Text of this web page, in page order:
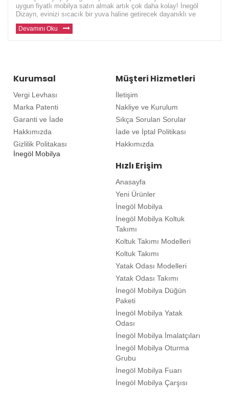
uygun fiyatlı mobilya satın almak artık çok daha kolay! İnegöl
Dizayn, evinizi sıcacık bir yuva haline getirecek dayanıklı ve
modern mobilyalar sunuyor. Avrupa ve diğer ülkelerde yaşayan gu
Devamını Oku
Kurumsal
Vergi Levhası
Marka Patenti
Garanti ve İade
Hakkımızda
Gizlilik Politakası
İnegöl Mobilya
Müşteri Hizmetleri
İletişim
Nakliye ve Kurulum
Sıkça Sorulan Sorular
İade ve İptal Politikası
Hakkımızda
Hızlı Erişim
Anasayfa
Yeni Ürünler
İnegöl Mobilya
İnegöl Mobilya Koltuk
Takımı
Koltuk Takımı Modelleri
Koltuk Takımı
Yatak Odası Modelleri
Yatak Odası Takımı
İnegöl Mobilya Düğün
Paketi
İnegöl Mobilya Yatak
Odası
İnegöl Mobilya İmalatçıları
İnegöl Mobilya Oturma
Grubu
İnegöl Mobilya Fuarı
İnegöl Mobilya Çarşısı